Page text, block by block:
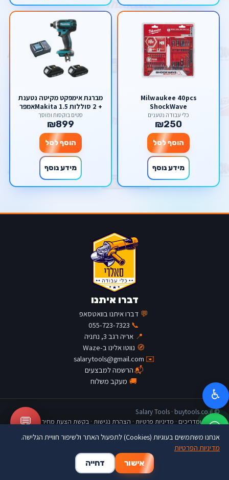
Milwaukee 40pcs
ShockWave
כלי עבודה נטענים
₪250
הוסף לסל
מידע נוסף
מברגת אימפקט מקיטה נטענת
+ 2 סוללות Makita 1.5אמפר
סטים בוקסות ומוסך
₪899
הוסף לסל
מידע נוסף
דברו איתנו
💬 דברו איתנו בוואטסאפ
📞
055-723-7323
📍 אריה רגב 3, נתניה
🧭 נווטו אלינו ב-Waze
✉️
salarytools@gmail.com
📬הרשמה למבצעים
🚚 מעקב משלוח
© Salary Tools · buytools.co.il
כתבות ומדריכים · מדיניות פרטיות · הצהרת נגישות · בקשת הצעת מחיר 💬
♿
🛒
סל קניות
אנחנו משתמשים בעוגיות (Cookies) לתפעול האתר ולשיפור חוויית הגלישה.
מדיניות הפרטיות
אישור
דחייה